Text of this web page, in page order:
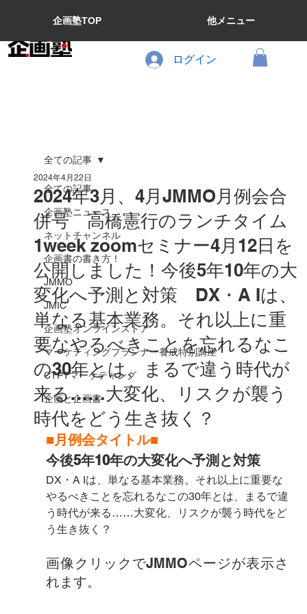
企画塾TOP 他メニュー
ログイン
全ての記事
企画塾ニュース
ネットチャンネル
企画書の書き方！
JMMO
JMIC
企画塾オンラインストア
マーケティングプランナー養成特別講座
CTPTマーケティング
企画と企画書
全ての記事
2024年3月、4月JMMO月例会合
併号 高橋憲行のランチタイム
1week zoomセミナー4月12日を
公開しました！今後5年10年の大
変化へ予測と対策 DX・A Iは、
単なる基本業務。それ以上に重
要なやるべきことを忘れるな こ
の30年とは、まるで違う時代が
来る……大変化、リスクが襲う
時代をどう生き抜く？
2024年4月22日
■月例会タイトル■
今後5年10年の大変化へ予測と対策
DX・A Iは、単なる基本業務。それ以上に重要な
やるべきことを忘れるなこの30年とは、まるで違
う時代が来る……大変化、リスクが襲う時代をど
う生き抜く？
画像クリックでJMMOページが表示さ
れます。